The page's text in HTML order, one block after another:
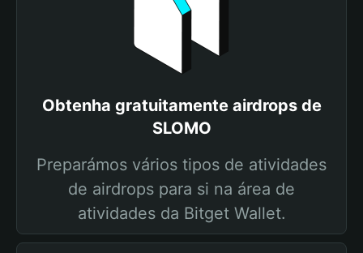
Obtenha gratuitamente airdrops de
SLOMO
Preparámos vários tipos de atividades
de airdrops para si na área de
atividades da Bitget Wallet.